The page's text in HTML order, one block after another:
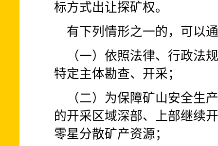
标方式出让探矿权。
有下列情形之一的，可以
（一）依照法律、行政法
特定主体勘查、开采；
（二）为保障矿山安全生
的开采区域深部、上部继续
零星分散矿产资源；